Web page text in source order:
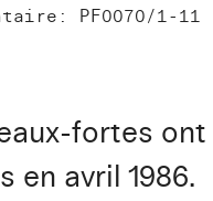
PF0070/1-11
fortes ont
en avril 1986.